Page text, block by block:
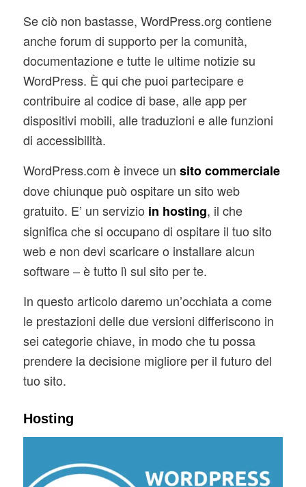
Se ciò non bastasse, WordPress.org contiene
anche forum di supporto per la comunità,
documentazione e tutte le ultime notizie su
WordPress. È qui che puoi partecipare e
contribuire al codice di base, alle app per
dispositivi mobili, alle traduzioni e alle funzioni
di accessibilità.
WordPress.com è invece un sito commerciale
dove chiunque può ospitare un sito web
gratuito. E’ un servizio in hosting, il che
significa che si occupano di ospitare il tuo sito
web e non devi scaricare o installare alcun
software – è tutto lì sul sito per te.
In questo articolo daremo un’occhiata a come
le prestazioni delle due versioni differiscono in
sei categorie chiave, in modo che tu possa
prendere la decisione migliore per il futuro del
tuo sito.
Hosting